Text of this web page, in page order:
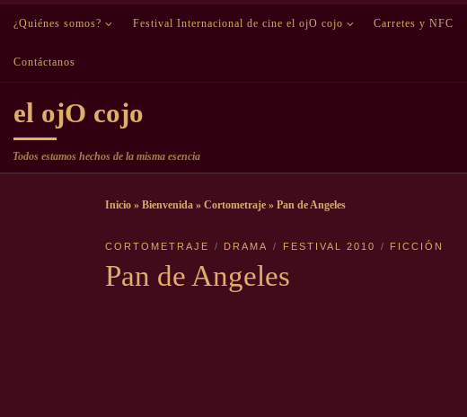
Saltar al contenido
¿Quiénes somos? Festival Internacional de cine el ojO cojo Carretes y NFC
Contáctanos
el ojO cojo
Todos estamos hechos de la misma esencia
Inicio » Bienvenida » Cortometraje » Pan de Angeles
CORTOMETRAJE DRAMA FESTIVAL 2010 FICCIÓN
Pan de Angeles